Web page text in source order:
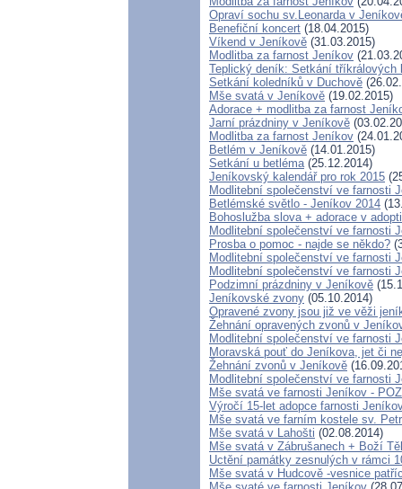
Opraví sochu sv.Leonarda v
Benefiční koncert (18.04.2015)
Víkend v Jeníkově (31.03.2015)
Modlitba za farnost Jeníkov
Teplický deník: Setkání tříkrálových
Setkání koledníků v Duchově
Mše svatá v Jeníkově (19.02.2015)
Adorace + modlitba za farnost
Jarní prázdniny v Jeníkově
Modlitba za farnost Jeníkov
Betlém v Jeníkově (14.01.2015)
Setkání u betléma(25.12.2014)
Jeníkovský kalendář pro rok 2015
Modlitební společenství ve farnosti
Betlémské světlo - Jeníkov 2014
Bohoslužba slova + adorace v
Modlitební společenství ve farnosti
Prosba o pomoc - najde se někdo?
Modlitební společenství ve farnosti
Modlitební společenství ve farnosti
Podzimní prázdniny v Jeníkově
Jeníkovské zvony (05.10.2014)
Opravené zvony jsou již ve věži
Žehnání opravených zvonů v
Modlitební společenství ve farnosti
Moravská pouť do Jeníkova, jet či
Žehnání zvonů v Jeníkově
Modlitební společenství ve farnosti
Mše svatá ve farnosti Jeníkov -
Výročí 15-let adopce farnosti
Mše svatá ve farním kostele sv.
Mše svatá v Lahošti (02.08.2014)
Mše svatá v Zábrušanech + Boží
Uctění památky zesnulých v rámci
Mše svatá v Hudcově -vesnice